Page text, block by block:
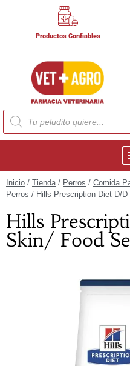
Productos Confiables
Inicio / Tienda/ Perros / Comida
Perros / Hills Prescription Diet D/
Hills
Skin/ Food